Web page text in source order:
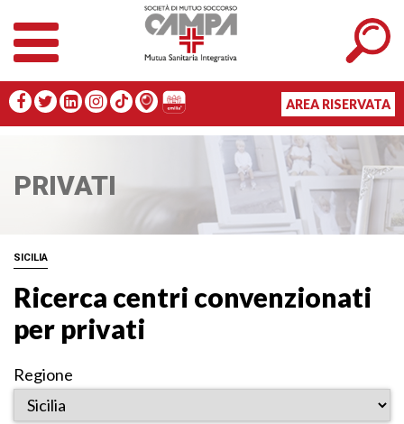
AREA RISERVATA
PRIVATI
SICILIA
Ricerca centri convenzionati
per privati
Regione